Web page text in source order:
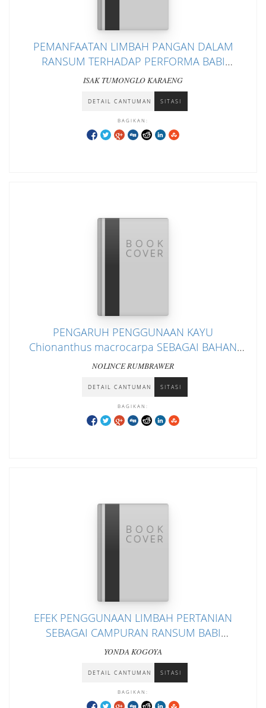
PEMANFAATAN LIMBAH PANGAN DALAM
RANSUM TERHADAP PERFORMA BABI
PERSILANGAN FASE STARTER
ISAK TUMONGLO KARAENG
DETAIL CANTUMAN SITASI
BAGIKAN:
PENGARUH PENGGUNAAN KAYU
Chionanthus macrocarpa SEBAGAI BAHAN
PENGASAP TERHADAP KUALITAS SIFAT
ORGANOLEPTIK DAN FISIK DAGING SAPI DAN
AYAM ASAP
NOLINCE RUMBRAWER
DETAIL CANTUMAN SITASI
BAGIKAN:
EFEK PENGGUNAAN LIMBAH PERTANIAN
SEBAGAI CAMPURAN RANSUM BABI
TERHADAP PERFORMA BABI BALI LOKAL FASE
GROWER
YONDA KOGOYA
DETAIL CANTUMAN SITASI
BAGIKAN: